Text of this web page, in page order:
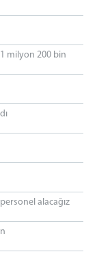
milyon 200 bin
alacağız